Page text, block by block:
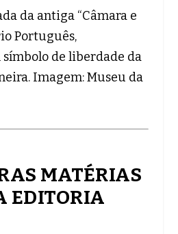
da antiga “Câmara e
Português,
de liberdade da
Imagem: Museu da
MATÉRIAS
EDITORIA